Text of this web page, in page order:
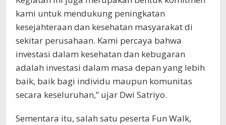
kami untuk mendukung peningkatan
kesejahteraan dan kesehatan masyarakat di
sekitar perusahaan. Kami percaya bahwa
investasi dalam kesehatan dan kebugaran
adalah investasi dalam masa depan yang lebih
baik, baik bagi individu maupun komunitas
secara keseluruhan,” ujar Dwi Satriyo.
Sementara itu, salah satu peserta Fun Walk,